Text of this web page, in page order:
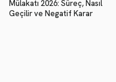
Mülakatı 2026: Süreç, Nasıl
Geçilir ve Negatif Karar